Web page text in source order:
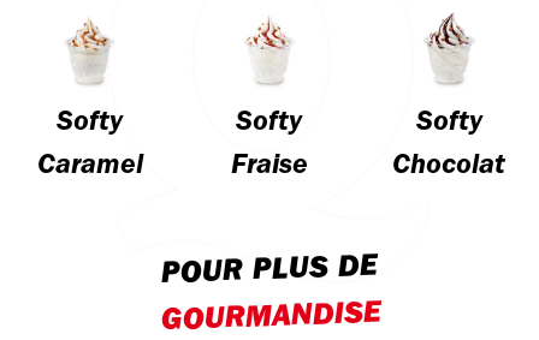
Softy
Caramel
Softy
Fraise
Softy
Chocolat
POUR PLUS DE
GOURMANDISE